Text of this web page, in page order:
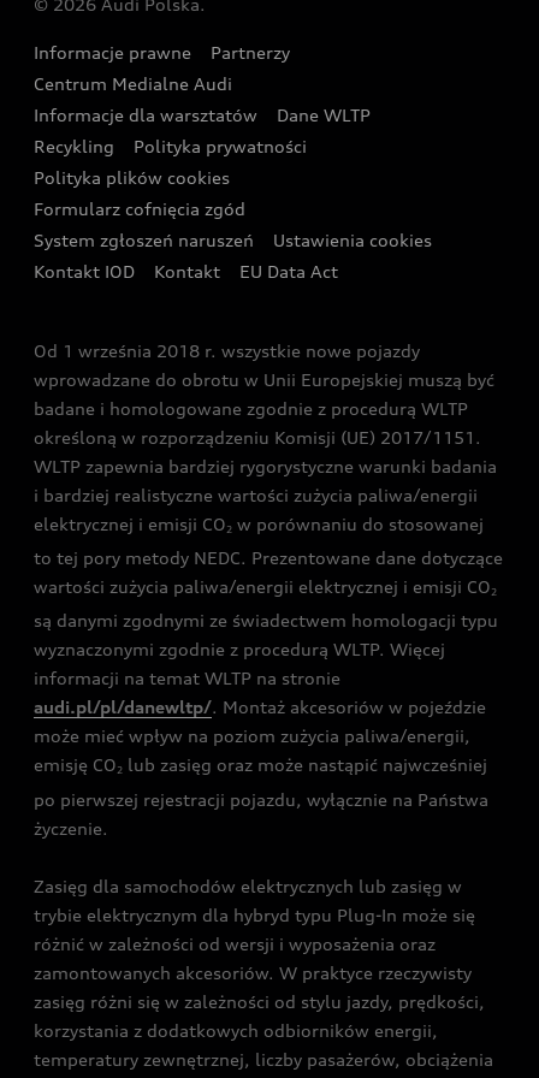
Wyszukaj najbliższego Partnera Audi
Oferta dla przedsiębiorców
Oferta dla klientów prywatnych
Kalkulator rat
Ubezpieczenie
Audi exclusive
Zasięg
Gwarancja
Akcje serwisowe Audi
Katalog online akcesoriów
Audi i Muzeum Sztuki Nowoczesnej w Warszawie
Audi driving experience
Audi quattro Cup
Audi i Puchar Świata w Skokach Narciarskich w
Zakopanem
© 2026 Audi Polska.
Informacje prawne
Partnerzy
Centrum Medialne Audi
Informacje dla warsztatów
Dane WLTP
Recykling
Polityka prywatności
Polityka plików cookies
Formularz cofnięcia zgód
System zgłoszeń naruszeń
Ustawienia cookies
Kontakt IOD
Kontakt EU Data Act
Od 1 września 2018 r. wszystkie nowe pojazdy
wprowadzane do obrotu w Unii Europejskiej muszą być
badane i homologowane zgodnie z procedurą WLTP
określoną w rozporządzeniu Komisji (UE) 2017/1151.
WLTP zapewnia bardziej rygorystyczne warunki badania
i bardziej realistyczne wartości zużycia paliwa/energii
elektrycznej i emisji CO2 w porównaniu do stosowanej
to tej pory metody NEDC. Prezentowane dane dotyczące
wartości zużycia paliwa/energii elektrycznej i emisji CO2
są danymi zgodnymi ze świadectwem homologacji typu
wyznaczonymi zgodnie z procedurą WLTP. Więcej
informacji na temat WLTP na stronie
audi.pl/pl/danewltp/. Montaż akcesoriów w pojeździe
może mieć wpływ na poziom zużycia paliwa/energii,
emisję CO2 lub zasięg oraz może nastąpić najwcześniej
po pierwszej rejestracji pojazdu, wyłącznie na Państwa
życzenie.
Zasięg dla samochodów elektrycznych lub zasięg w
trybie elektrycznym dla hybryd typu Plug-In może się
różnić w zależności od wersji i wyposażenia oraz
zamontowanych akcesoriów. W praktyce rzeczywisty
zasięg różni się w zależności od stylu jazdy, prędkości,
korzystania z dodatkowych odbiorników energii,
temperatury zewnętrznej, liczby pasażerów, obciążenia